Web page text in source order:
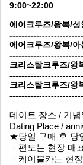
9:00~22:00
에어크루즈/왕복/성
에어크루즈/왕복/아
크리스탈크루즈/왕
크리스탈크루즈/왕
데이트 장소 / 기
Dating Place /
★당일 구매 후 당
ㆍ편도는 현장 매
ㆍ케이블카는 현